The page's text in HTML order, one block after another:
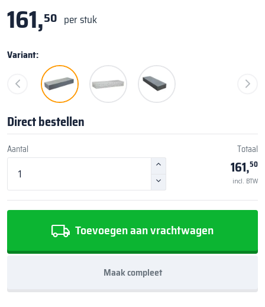
161,50 per stuk
Variant:
Direct bestellen
Aantal Totaal
161,50
incl. BTW
Toevoegen aan vrachtwagen
Maak compleet